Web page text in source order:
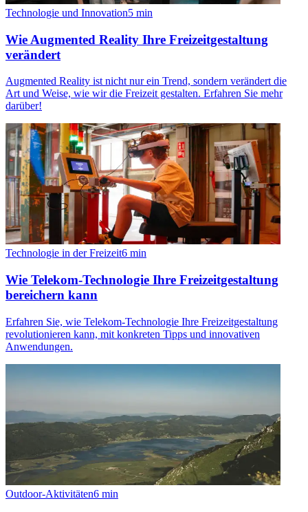
Technologie und Innovation5 min
Wie Augmented Reality Ihre Freizeitgestaltung
verändert
Augmented Reality ist nicht nur ein Trend, sondern verändert die
Art und Weise, wie wir die Freizeit gestalten. Erfahren Sie mehr
darüber!
Technologie in der Freizeit6 min
Wie Telekom-Technologie Ihre Freizeitgestaltung
bereichern kann
Erfahren Sie, wie Telekom-Technologie Ihre Freizeitgestaltung
revolutionieren kann, mit konkreten Tipps und innovativen
Anwendungen.
Outdoor-Aktivitäten6 min